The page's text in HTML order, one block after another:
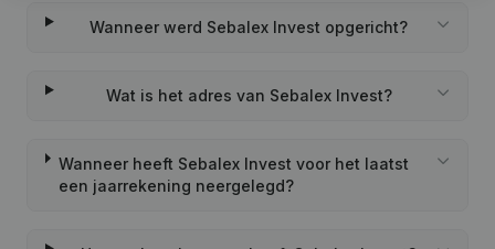
Wanneer werd Sebalex Invest opgericht?
Wat is het adres van Sebalex Invest?
Wanneer heeft Sebalex Invest voor het laatst
een jaarrekening neergelegd?